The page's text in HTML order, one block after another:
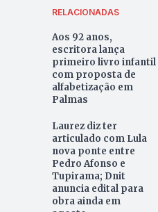
RELACIONADAS
Aos 92 anos,
escritora lança
primeiro livro infantil
com proposta de
alfabetização em
Palmas
Laurez diz ter
articulado com Lula
nova ponte entre
Pedro Afonso e
Tupirama; Dnit
anuncia edital para
obra ainda em